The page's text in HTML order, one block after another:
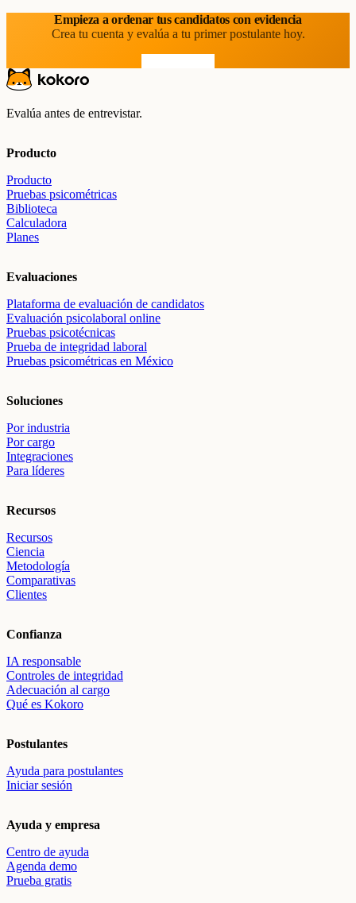
Empieza a ordenar tus candidatos con evidencia
Crea tu cuenta y evalúa a tu primer postulante hoy.
Evalúa antes de entrevistar.
Producto
Producto
Pruebas psicométricas
Biblioteca
Calculadora
Planes
Evaluaciones
Plataforma de evaluación de candidatos
Evaluación psicolaboral online
Pruebas psicotécnicas
Prueba de integridad laboral
Pruebas psicométricas en México
Soluciones
Por industria
Por cargo
Integraciones
Para líderes
Recursos
Recursos
Ciencia
Metodología
Comparativas
Clientes
Confianza
IA responsable
Controles de integridad
Adecuación al cargo
Qué es Kokoro
Postulantes
Ayuda para postulantes
Iniciar sesión
Ayuda y empresa
Centro de ayuda
Agenda demo
Prueba gratis